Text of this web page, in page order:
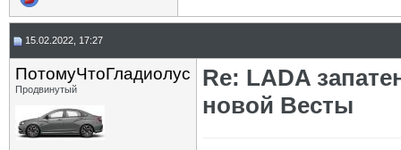
15.02.2022, 17:27
ПотомуЧтоГладиолус
Продвинутый
Re: LADA
новой Весты